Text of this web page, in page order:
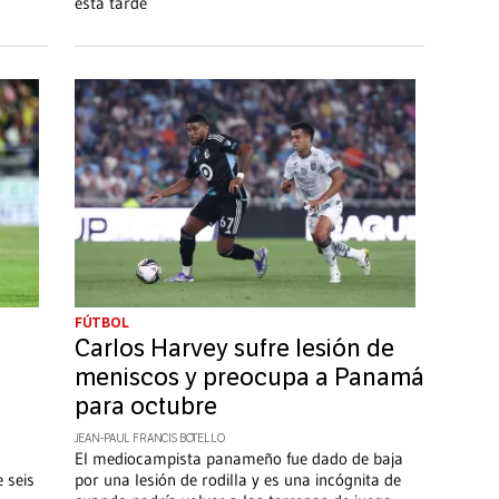
seis
FÚTBOL
Carlos Harvey sufre lesión de
meniscos y preocupa a Panamá
para octubre
JEAN-PAUL FRANCIS BOTELLO
El mediocampista panameño fue dado de baja
por una lesión de rodilla y es una incógnita de